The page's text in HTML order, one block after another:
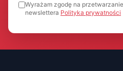
Wyrażam zgodę na
newslettera Polityka prywatności